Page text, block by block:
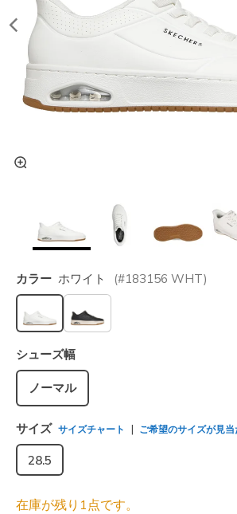
カラー ホワイト (#183156 WHT)
選択されました
シューズ幅
ノーマル
サイズ サイズチャート ご希望のサイズが見
28.5
在庫が残り1点です。